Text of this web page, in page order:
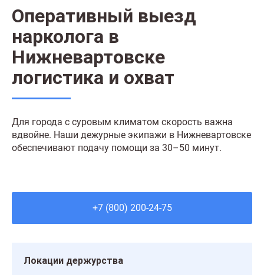
Оперативный выезд
нарколога в
Нижневартовске
логистика и охват
Для города с суровым климатом скорость важна
вдвойне. Наши дежурные экипажи в Нижневартовске
обеспечивают подачу помощи за 30–50 минут.
+7 (800) 200-24-75
Локации держурства